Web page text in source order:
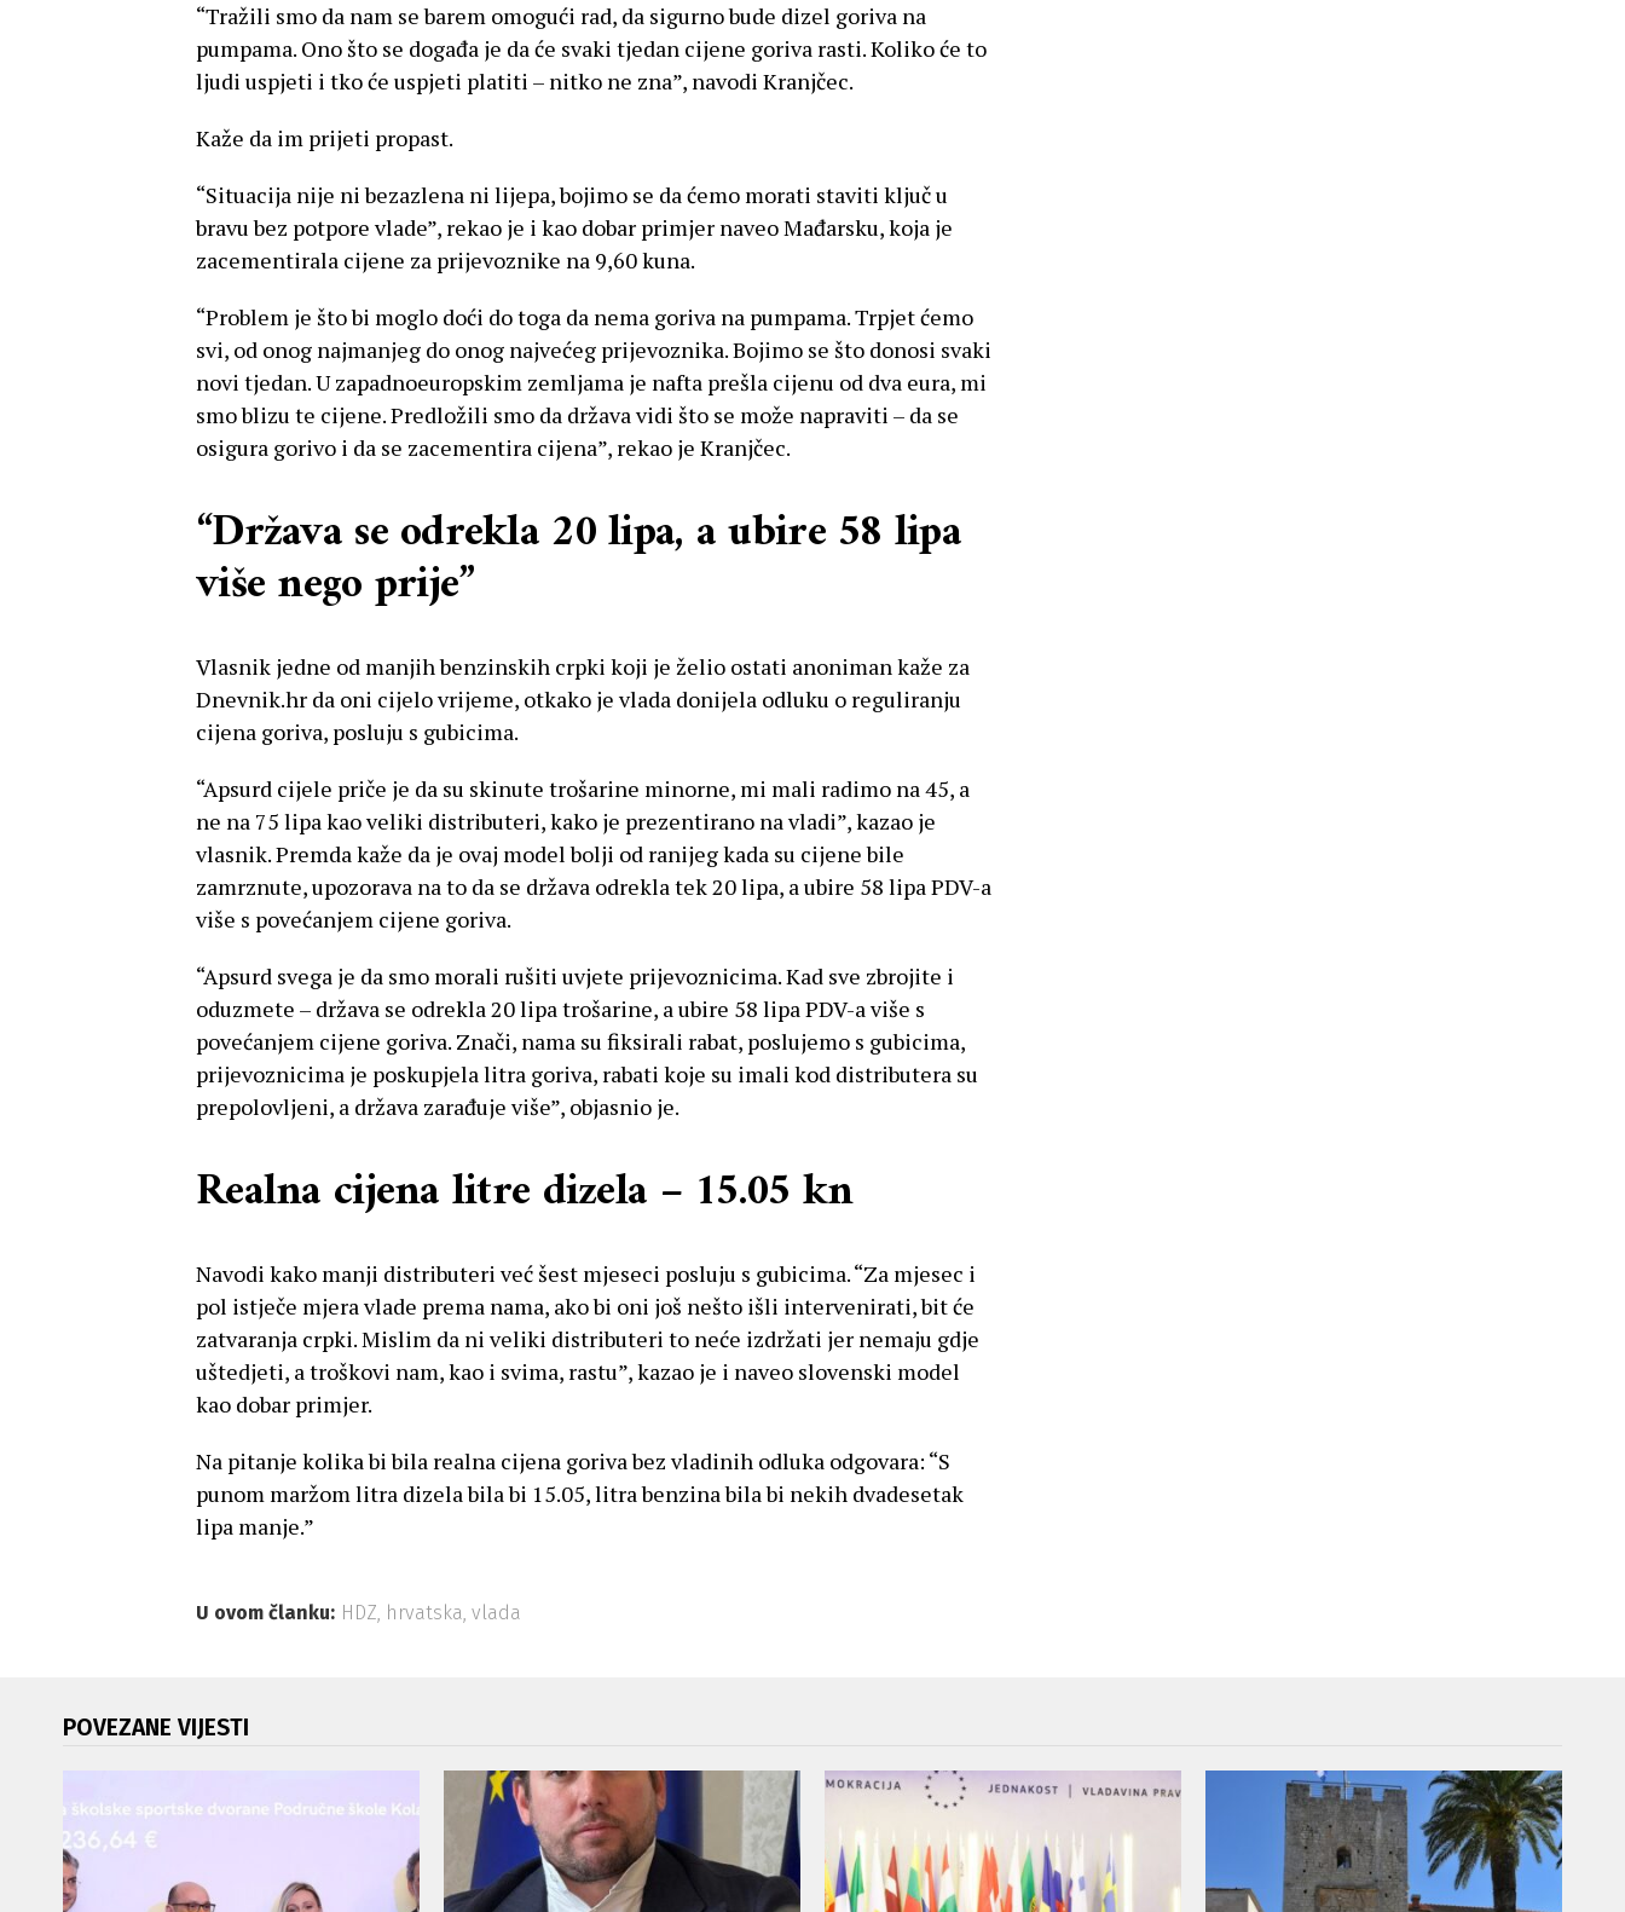
“Tražili smo da nam se barem omogući rad, da sigurno bude dizel goriva na
pumpama. Ono što se događa je da će svaki tjedan cijene goriva rasti. Koliko će to
ljudi uspjeti i tko će uspjeti platiti – nitko ne zna”, navodi Kranjčec.
Kaže da im prijeti propast.
“Situacija nije ni bezazlena ni lijepa, bojimo se da ćemo morati staviti ključ u
bravu bez potpore vlade”, rekao je i kao dobar primjer naveo Mađarsku, koja je
zacementirala cijene za prijevoznike na 9,60 kuna.
“Problem je što bi moglo doći do toga da nema goriva na pumpama. Trpjet ćemo
svi, od onog najmanjeg do onog najvećeg prijevoznika. Bojimo se što donosi svaki
novi tjedan. U zapadnoeuropskim zemljama je nafta prešla cijenu od dva eura, mi
smo blizu te cijene. Predložili smo da država vidi što se može napraviti – da se
osigura gorivo i da se zacementira cijena”, rekao je Kranjčec.
“Država se odrekla 20 lipa, a ubire 58 lipa
više nego prije”
Vlasnik jedne od manjih benzinskih crpki koji je želio ostati anoniman kaže za
Dnevnik.hr da oni cijelo vrijeme, otkako je vlada donijela odluku o reguliranju
cijena goriva, posluju s gubicima.
“Apsurd cijele priče je da su skinute trošarine minorne, mi mali radimo na 45, a
ne na 75 lipa kao veliki distributeri, kako je prezentirano na vladi”, kazao je
vlasnik. Premda kaže da je ovaj model bolji od ranijeg kada su cijene bile
zamrznute, upozorava na to da se država odrekla tek 20 lipa, a ubire 58 lipa PDV-a
više s povećanjem cijene goriva.
“Apsurd svega je da smo morali rušiti uvjete prijevoznicima. Kad sve zbrojite i
oduzmete – država se odrekla 20 lipa trošarine, a ubire 58 lipa PDV-a više s
povećanjem cijene goriva. Znači, nama su fiksirali rabat, poslujemo s gubicima,
prijevoznicima je poskupjela litra goriva, rabati koje su imali kod distributera su
prepolovljeni, a država zarađuje više”, objasnio je.
Realna cijena litre dizela – 15.05 kn
Navodi kako manji distributeri već šest mjeseci posluju s gubicima. “Za mjesec i
pol istječe mjera vlade prema nama, ako bi oni još nešto išli intervenirati, bit će
zatvaranja crpki. Mislim da ni veliki distributeri to neće izdržati jer nemaju gdje
uštedjeti, a troškovi nam, kao i svima, rastu”, kazao je i naveo slovenski model
kao dobar primjer.
Na pitanje kolika bi bila realna cijena goriva bez vladinih odluka odgovara: “S
punom maržom litra dizela bila bi 15.05, litra benzina bila bi nekih dvadesetak
lipa manje.”
U ovom članku: HDZ, hrvatska, vlada
POVEZANE VIJESTI